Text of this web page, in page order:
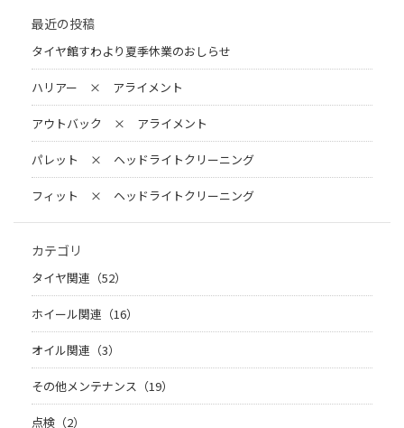
最近の投稿
タイヤ館すわより夏季休業のおしらせ
ハリアー × アライメント
アウトバック × アライメント
パレット × ヘッドライトクリーニング
フィット × ヘッドライトクリーニング
カテゴリ
タイヤ関連（52）
ホイール関連（16）
オイル関連（3）
その他メンテナンス（19）
点検（2）